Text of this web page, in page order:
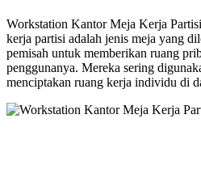
Workstation Kantor Meja Kerja
kerja partisi adalah jenis meja yang
pemisah untuk memberikan ruang
penggunanya. Mereka sering
menciptakan ruang kerja individu di